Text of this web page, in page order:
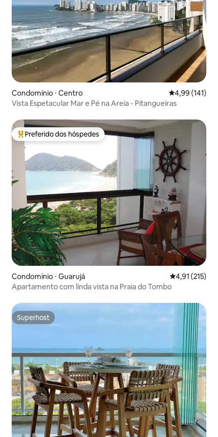
Condomínio ⋅ Centro 4,99 de uma
4,99 (141)
Vista Espetacular Mar e Pé na Areia - Pitangueiras
Entre os melhores preferidos dos hóspedes
Preferido dos hóspedes
Condomínio ⋅ Guarujá 4,91 de uma
4,91 (215)
Apartamento com linda vista na Praia do Tombo
Superhost
Superhost